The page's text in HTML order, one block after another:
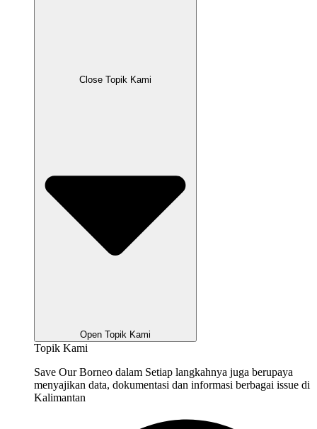
Close Topik Kami
Open Topik Kami
Topik Kami
Save Our Borneo dalam Setiap langkahnya juga berupaya
menyajikan data, dokumentasi dan informasi berbagai issue di
Kalimantan